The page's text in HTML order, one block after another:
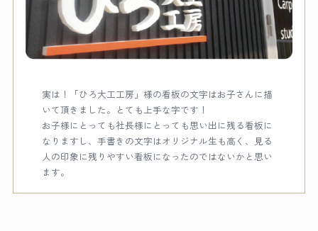
実は！「ひろ大工工房」様の看板の文字はお子さんに描
いて頂きました。とても上手な字です！
お子様にとっても社長様にとっても思い出に残る看板に
なりますし、手書きの文字はオリジナル生も高く、見る
人の印象に残りやすい看板になったのではないかと思い
ます。